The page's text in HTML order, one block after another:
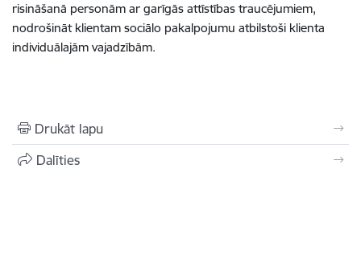
risināšanā personām ar garīgās attīstības traucējumiem,
nodrošināt klientam sociālo pakalpojumu atbilstoši klienta
individuālajām vajadzībām.
Drukāt lapu
Dalīties